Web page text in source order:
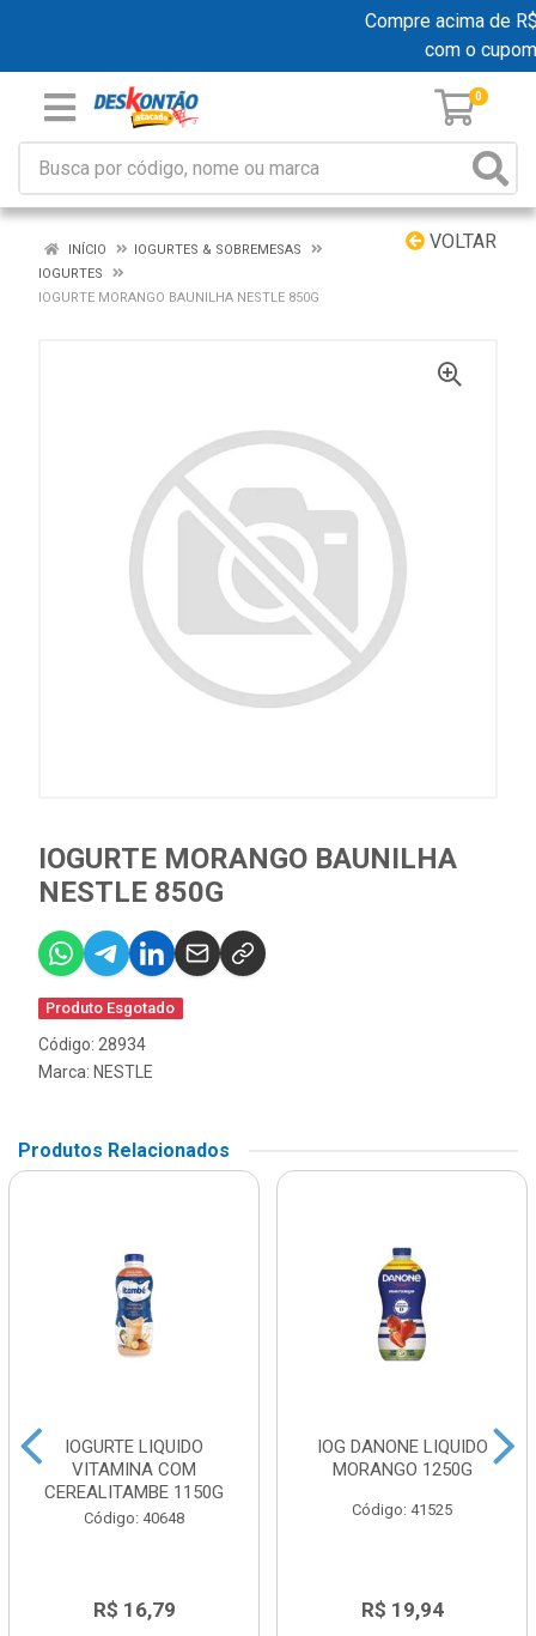
Compre acima de
com o
0
VOLTAR
INÍCIO
IOGURTES & SOBREMESAS
IOGURTES
IOGURTE MORANGO BAUNILHA NESTLE 850G
IOGURTE MORANGO BAUNILHA
NESTLE 850G
Produto Esgotado
Código: 28934
Marca: NESTLE
Produtos Relacionados
IOGURTE LIQUIDO
VITAMINA COM
CEREALITAMBE 1150G
Código: 40648
R$ 16,79
IOG DANONE LIQUIDO
MORANGO 1250G
Código: 41525
R$ 19,94